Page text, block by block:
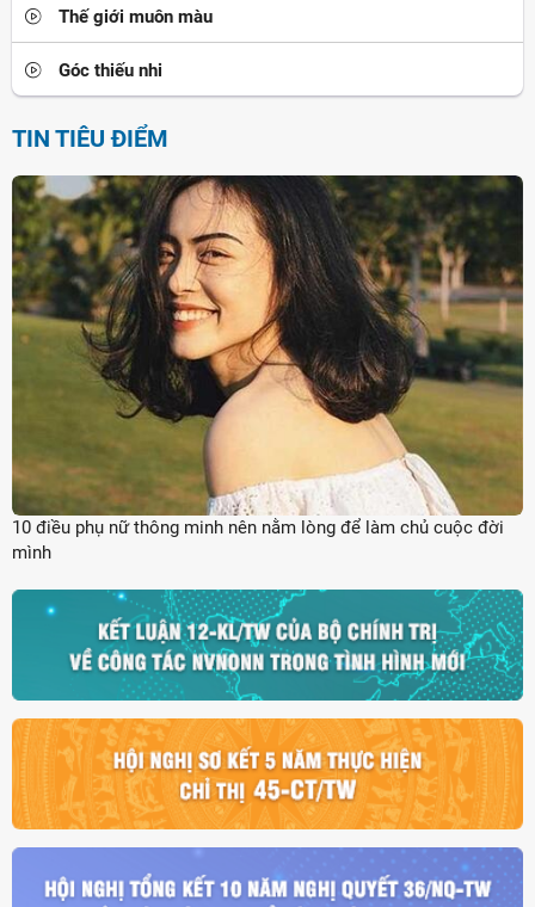
Thế giới muôn màu
Góc thiếu nhi
TIN TIÊU ĐIỂM
10 điều phụ nữ thông minh nên nằm lòng để làm chủ cuộc đời
mình